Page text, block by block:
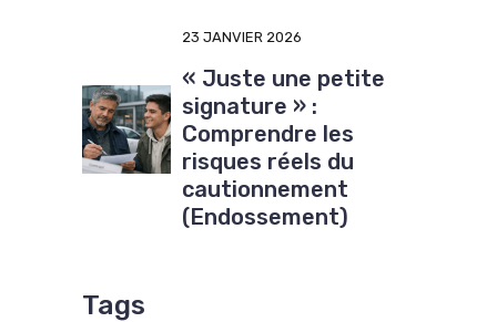
23 JANVIER 2026
« Juste une petite
signature » :
Comprendre les
risques réels du
cautionnement
(Endossement)
Tags